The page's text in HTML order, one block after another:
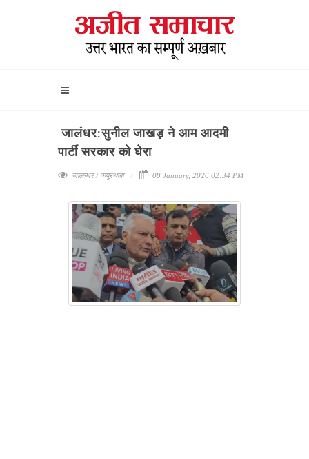
जालंधर:सुनील जाखड़ ने आम आदमी
पार्टी सरकार को घेरा
जालन्धर / कपूरथला 08 January, 2026 02:34 PM